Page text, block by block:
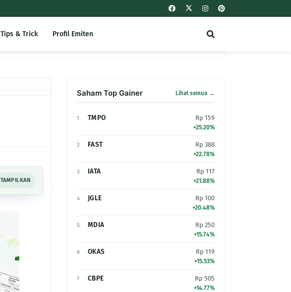
Tips & Trick Profil Emiten
TAMPILKAN
Saham Top Gainer Lihat semua →
1 TMPO Rp 159
+25.20%
2 FAST Rp 388
+22.78%
3 IATA Rp 117
+21.88%
4 JGLE Rp 100
+20.48%
5 MDIA Rp 250
+15.74%
6 OKAS Rp 119
+15.53%
7 CBPE Rp 505
+14.77%